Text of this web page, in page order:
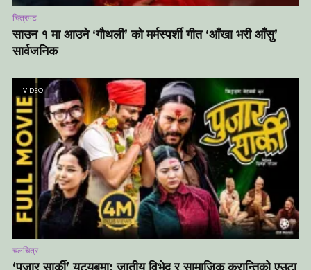
चित्रपट
साउन १ मा आउने ‘गौथली’ को मर्मस्पर्शी गीत ‘आँखा भरी आँसु’
सार्वजनिक
VIDEO
चलचित्र